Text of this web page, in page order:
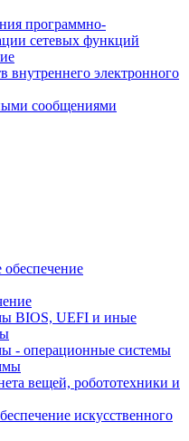
программно-
сетевых функций
внутреннего электронного
сообщениями
BIOS, UEFI и иные
- операционные системы
вещей, робототехники и
искусственного